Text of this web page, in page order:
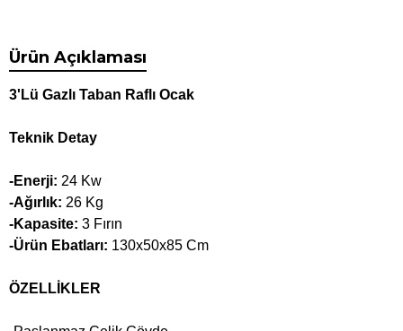
Ürün Açıklaması
3'Lü Gazlı Taban Raflı Ocak
Teknik Detay
-Enerji: 24 Kw
-Ağırlık: 26 Kg
-Kapasite: 3 Fırın
-Ürün Ebatları: 130x50x85 Cm
ÖZELLİKLER